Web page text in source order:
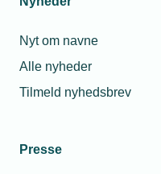
Nyt om navne
Alle nyheder
Tilmeld nyhedsbrev
Presse
Lønnen til en leder
lønnen for
Lønnen skal give